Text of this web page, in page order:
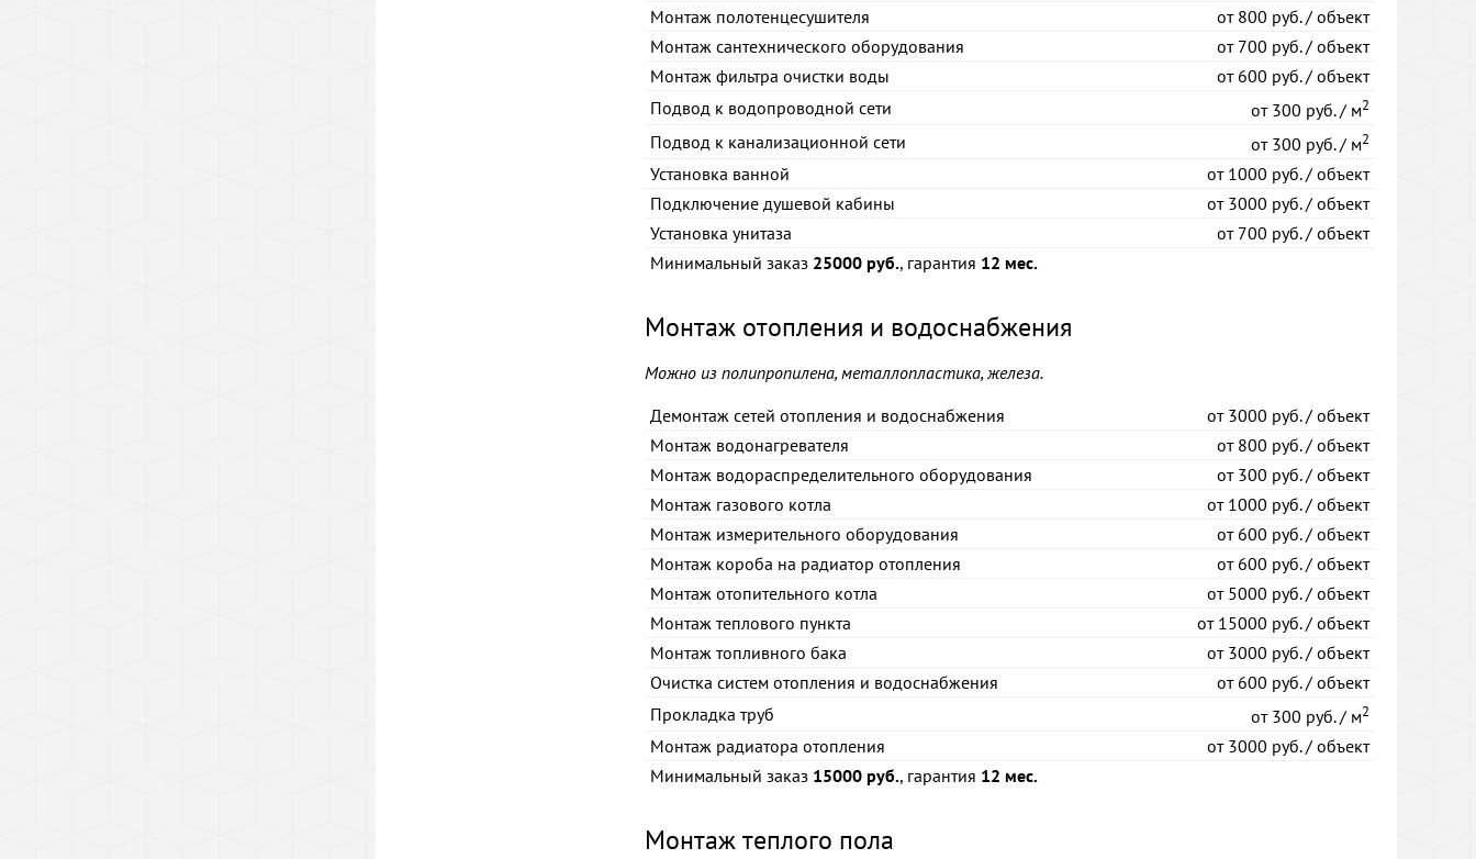
Монтаж полотенцесушителя
от800 руб. / объект
Монтаж сантехнического оборудования
от700 руб. / объект
Монтаж фильтра очистки воды
от600 руб. / объект
Подвод к водопроводной сети
от300 руб. / м2
Подвод к канализационной сети от300 руб. / м2
Установка ванной от1000 руб. / объект
Подключение душевой кабины
от3000 руб. / объект
Установка унитаза
от700 руб. / объект
Минимальный заказ 25000 руб., гарантия 12 мес.
Монтаж отопления и водоснабжения
Можно из полипропилена, металлопластика, железа.
Демонтаж сетей отопления и водоснабжения
от3000 руб. / объект
Монтаж водонагревателя
от800 руб. / объект
Монтаж водораспределительного оборудования
от300 руб. / объект
Монтаж газового котла
от1000 руб. / объект
Монтаж измерительного оборудования
от600 руб. / объект
Монтаж короба на радиатор отопления
от600 руб. / объект
Монтаж отопительного котла
от5000 руб. / объект
Монтаж теплового пункта
от15000 руб. / объект
Монтаж топливного бака
от3000 руб. / объект
Очистка систем отопления и водоснабжения
от600 руб. / объект
Прокладка труб
от300 руб. / м2
Монтаж радиатора отопления от3000 руб. / объект
Минимальный заказ 15000 руб., гарантия 12 мес.
Монтаж теплого пола